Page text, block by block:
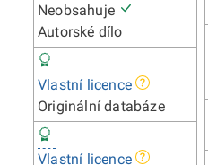
Neobsahuje
Autorské dílo
Vlastní licence
Originální databáze
Vlastní licence